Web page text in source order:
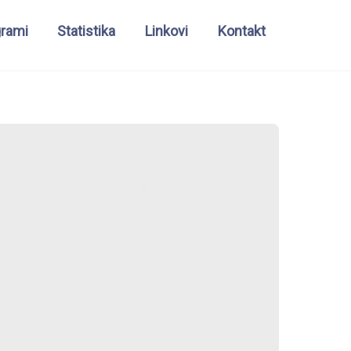
Statistika Linkovi Kontakt